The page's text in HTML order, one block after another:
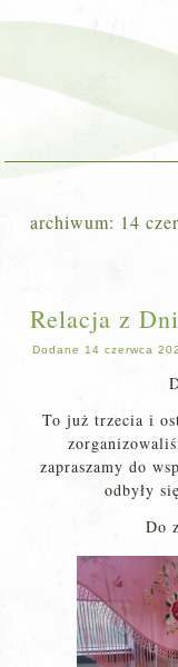
archiwum: 14
Relacja z
Dodane 14 czerwca
To już trzecia i
zapraszamy do
odbyły
Do